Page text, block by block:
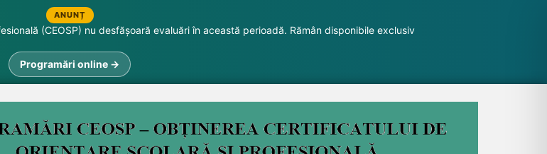
ANUNȚ
(CEOSP) nu desfășoară evaluări în această perioadă. Rămân disponibile exclusiv
Programări online →